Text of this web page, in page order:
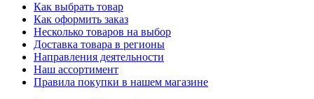
Как выбрать товар
Как оформить заказ
Несколько товаров на выбор
Доставка товара в регионы
Направления деятельности
Наш ассортимент
Правила покупки в нашем магазине